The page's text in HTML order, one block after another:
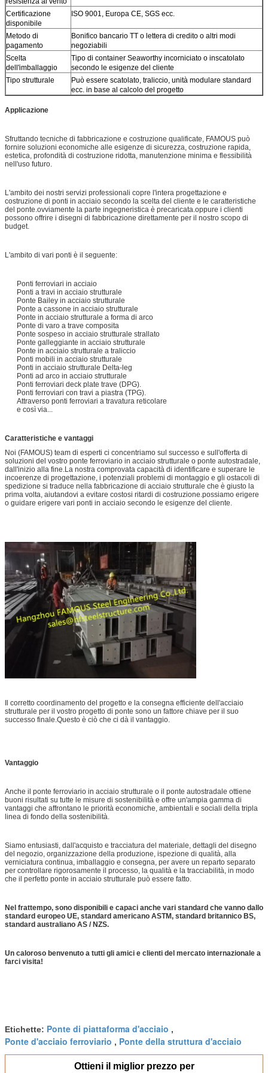
Certificazione
disponibile
ISO 9001, Europa CE, SGS ecc.
Metodo di
pagamento
Bonifico bancario TT o lettera di credito o altri modi
negoziabili
Scelta
dell'imballaggio
Tipo di container Seaworthy incorniciato o inscatolato
secondo le esigenze del cliente
Tipo strutturale
Può essere scatolato, traliccio, unità modulare standard
ecc. in base al calcolo del progetto
Applicazione
Sfruttando tecniche di fabbricazione e costruzione qualificate, FAMOUS può
fornire soluzioni economiche alle esigenze di sicurezza, costruzione rapida,
estetica, profondità di costruzione ridotta, manutenzione minima e flessibilità
nell'uso futuro.
L'ambito dei nostri servizi professionali copre l'intera progettazione e
costruzione di ponti in acciaio secondo la scelta del cliente e le caratteristiche
del ponte.ovviamente la parte ingegneristica è precaricata.oppure i clienti
possono offrire i disegni di fabbricazione direttamente per il nostro scopo di
budget.
L'ambito di vari ponti è il seguente:
Ponti ferroviari in acciaio
Ponti a travi in ​​acciaio strutturale
Ponte Bailey in acciaio strutturale
Ponte a cassone in acciaio strutturale
Ponte in acciaio strutturale a forma di arco
Ponte di varo a trave composita
Ponte sospeso in acciaio strutturale strallato
Ponte galleggiante in acciaio strutturale
Ponte in acciaio strutturale a traliccio
Ponti mobili in acciaio strutturale
Ponti in acciaio strutturale Delta-leg
Ponti ad arco in acciaio strutturale
Ponti ferroviari deck plate trave (DPG).
Ponti ferroviari con travi a piastra (TPG).
Attraverso ponti ferroviari a travatura reticolare
e così via...
Caratteristiche e vantaggi
Noi (FAMOUS) team di esperti ci concentriamo sul successo e sull'offerta di
soluzioni del vostro ponte ferroviario in acciaio strutturale o ponte autostradale,
dall'inizio alla fine.La nostra comprovata capacità di identificare e superare le
incoerenze di progettazione, i potenziali problemi di montaggio e gli ostacoli di
spedizione si traduce nella fabbricazione di acciaio strutturale che è giusto la
prima volta, aiutandovi a evitare costosi ritardi di costruzione.possiamo erigere
o guidare erigere vari ponti in acciaio secondo le esigenze del cliente.
Il corretto coordinamento del progetto e la consegna efficiente dell'acciaio
strutturale per il vostro progetto di ponte sono un fattore chiave per il suo
successo finale.Questo è ciò che ci dà il vantaggio.
Vantaggio
Anche il ponte ferroviario in acciaio strutturale o il ponte autostradale ottiene
buoni risultati su tutte le misure di sostenibilità e offre un'ampia gamma di
vantaggi che affrontano le priorità economiche, ambientali e sociali della tripla
linea di fondo della sostenibilità.
Siamo entusiasti, dall'acquisto e tracciatura del materiale, dettagli del disegno
del negozio, organizzazione della produzione, ispezione di qualità, alla
verniciatura continua, imballaggio e consegna, per avere un reparto separato
per controllare rigorosamente il processo, la qualità e la tracciabilità, in modo
che il perfetto ponte in acciaio strutturale può essere fatto.
Nel frattempo, sono disponibili e capaci anche vari standard che vanno dallo
standard europeo UE, standard americano ASTM, standard britannico BS,
standard australiano AS / NZS.
Un caloroso benvenuto a tutti gli amici e clienti del mercato internazionale a
farci visita!
Etichette: Ponte di piattaforma d'acciaio ,
Ponte d'acciaio ferroviario , Ponte della struttura d'acciaio
Ottieni il miglior prezzo per